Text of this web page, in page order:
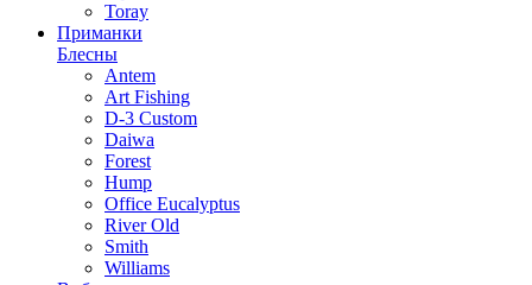
Toray
Приманки
Блесны
Antem
Art Fishing
D-3 Custom
Daiwa
Forest
Hump
Office Eucalyptus
River Old
Smith
Williams